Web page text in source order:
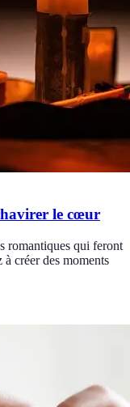
le cœur
romantiques qui feront
créer des moments